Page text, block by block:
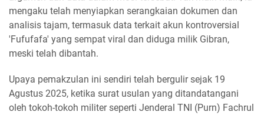
mengaku telah menyiapkan serangkaian dokumen dan
analisis tajam, termasuk data terkait akun kontroversial
'Fufufafa' yang sempat viral dan diduga milik Gibran,
meski telah dibantah.
Upaya pemakzulan ini sendiri telah bergulir sejak 19
Agustus 2025, ketika surat usulan yang ditandatangani
oleh tokoh-tokoh militer seperti Jenderal TNI (Purn) Fachrul